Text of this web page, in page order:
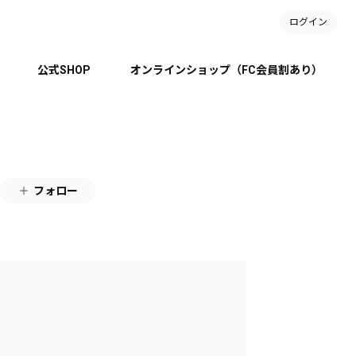
ログイン
公式SHOP オンラインショップ（FC会員割あり）
フォロー